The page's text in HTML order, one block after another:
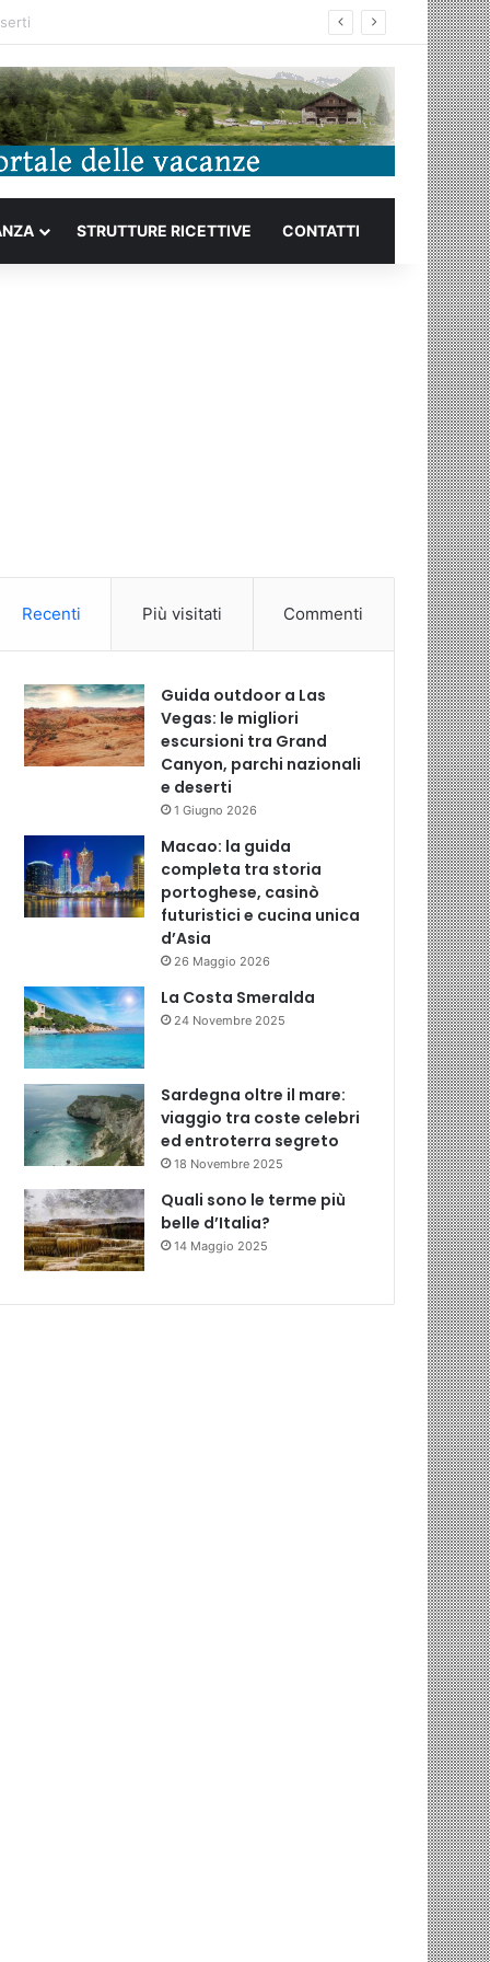
STRUTTURE RICETTIVE CONTATTI
Recenti Più visitati Commenti
Guida outdoor a Las
Vegas: le migliori
escursioni tra Grand
Canyon, parchi nazionali
e deserti
1 Giugno 2026
Macao: la guida
completa tra storia
portoghese, casinò
futuristici e cucina unica
d’Asia
26 Maggio 2026
La Costa Smeralda
24 Novembre 2025
Sardegna oltre il mare:
viaggio tra coste celebri
ed entroterra segreto
18 Novembre 2025
Quali sono le terme più
belle d’Italia?
14 Maggio 2025